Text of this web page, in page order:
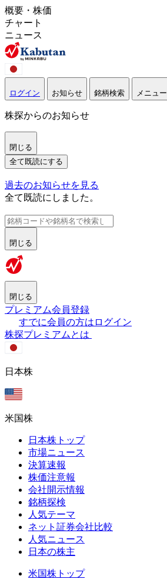
概要・株価
チャート
ニュース
ログイン お知らせ 銘柄検索 メニュー
株探からのお知らせ
閉じる
全て既読にする
過去のお知らせを見る
全て既読にしました。
閉じる
閉じる
プレミアム会員登録
すでに会員の方はログイン
株探プレミアムとは
日本株
米国株
日本株トップ
市場ニュース
決算速報
株価注意報
会社開示情報
銘柄探検
人気テーマ
ネット証券会社比較
人気ニュース
日本の株主
米国株トップ